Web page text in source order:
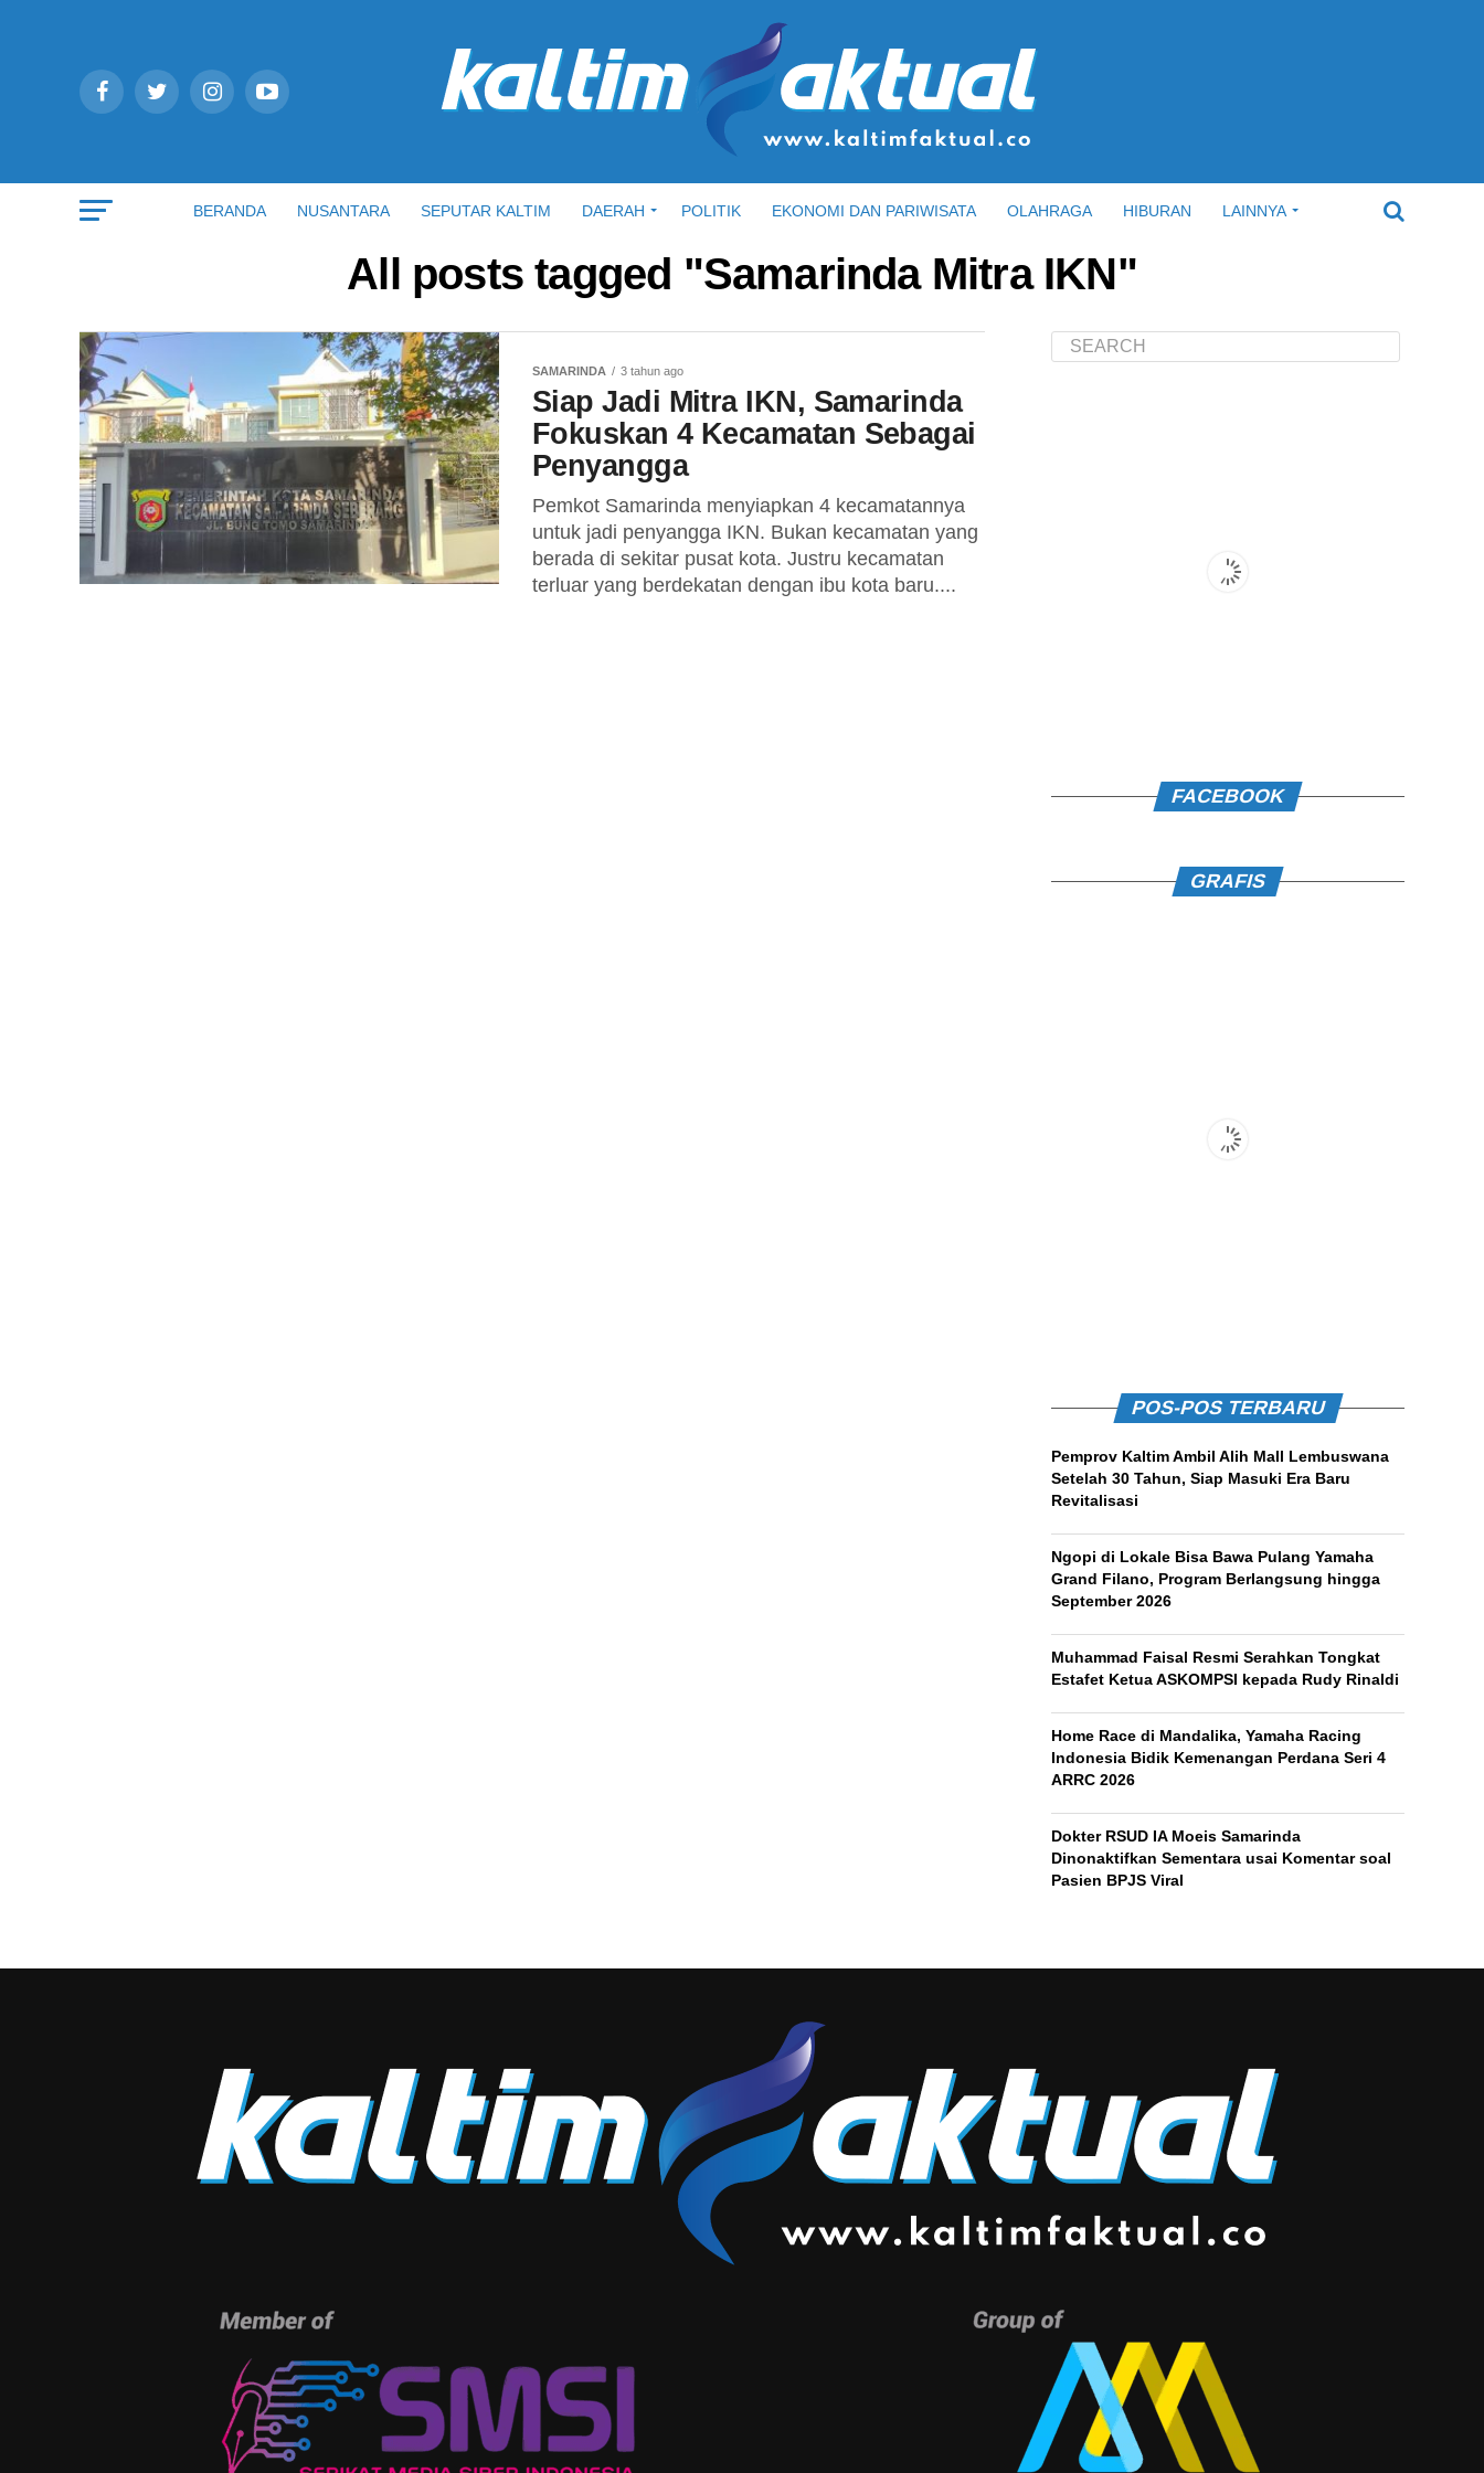
BERANDA NUSANTARA SEPUTAR KALTIM DAERAH POLITIK EKONOMI DAN PARIWISATA OLAHRAGA HIBURAN LAINNYA
All posts tagged "Samarinda Mitra IKN"
SAMARINDA 3 tahun ago
Siap Jadi Mitra IKN, Samarinda
Fokuskan 4 Kecamatan Sebagai
Penyangga
Pemkot Samarinda menyiapkan 4 kecamatannya
untuk jadi penyangga IKN. Bukan kecamatan yang
berada di sekitar pusat kota. Justru kecamatan
terluar yang berdekatan dengan ibu kota baru....
FACEBOOK
GRAFIS
POS-POS TERBARU
Pemprov Kaltim Ambil Alih Mall Lembuswana
Setelah 30 Tahun, Siap Masuki Era Baru
Revitalisasi
Ngopi di Lokale Bisa Bawa Pulang Yamaha
Grand Filano, Program Berlangsung hingga
September 2026
Muhammad Faisal Resmi Serahkan Tongkat
Estafet Ketua ASKOMPSI kepada Rudy Rinaldi
Home Race di Mandalika, Yamaha Racing
Indonesia Bidik Kemenangan Perdana Seri 4
ARRC 2026
Dokter RSUD IA Moeis Samarinda
Dinonaktifkan Sementara usai Komentar soal
Pasien BPJS Viral